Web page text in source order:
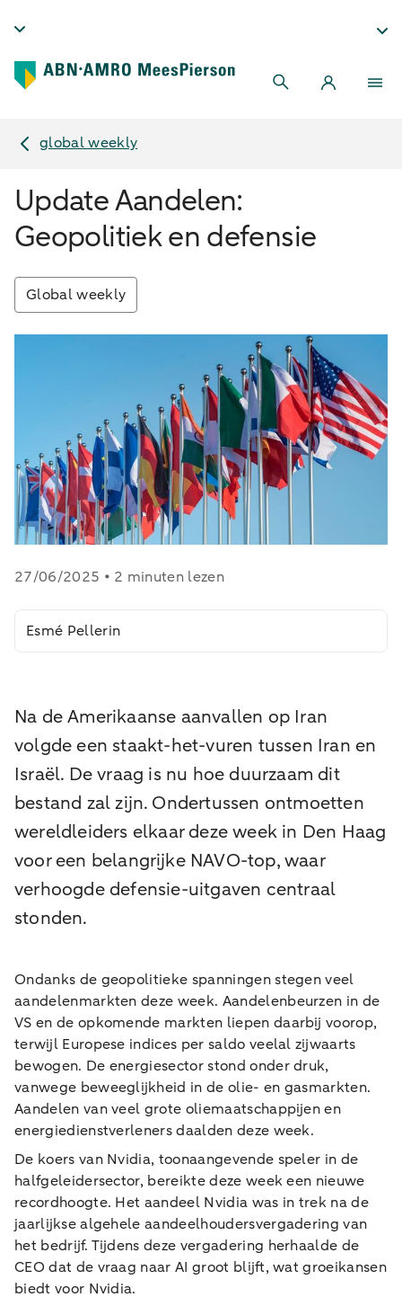
global weekly
Update Aandelen:
Geopolitiek en defensie
Global weekly
27/06/2025 • 2 minuten lezen
Esmé Pellerin
Na de Amerikaanse aanvallen op Iran
volgde een staakt-het-vuren tussen Iran en
Israël. De vraag is nu hoe duurzaam dit
bestand zal zijn. Ondertussen ontmoetten
wereldleiders elkaar deze week in Den Haag
voor een belangrijke NAVO-top, waar
verhoogde defensie-uitgaven centraal
stonden.
Ondanks de geopolitieke spanningen stegen veel
aandelenmarkten deze week. Aandelenbeurzen in de
VS en de opkomende markten liepen daarbij voorop,
terwijl Europese indices per saldo veelal zijwaarts
bewogen. De energiesector stond onder druk,
vanwege beweeglijkheid in de olie- en gasmarkten.
Aandelen van veel grote oliemaatschappijen en
energiedienstverleners daalden deze week.
De koers van Nvidia, toonaangevende speler in de
halfgeleidersector, bereikte deze week een nieuwe
recordhoogte. Het aandeel Nvidia was in trek na de
jaarlijkse algehele aandeelhoudersvergadering van
het bedrijf. Tijdens deze vergadering herhaalde de
CEO dat de vraag naar AI groot blijft, wat groeikansen
biedt voor Nvidia.